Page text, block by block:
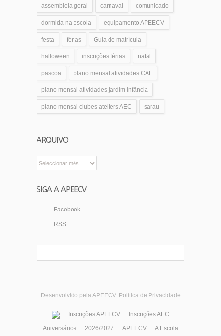
assembleia geral carnaval comunicado
dormida na escola equipamento APEECV
festa férias Guia de matrícula
halloween inscrições férias natal
pascoa plano mensal atividades CAF
plano mensal atividades jardim infância
plano mensal clubes ateliers AEC sarau
ARQUIVO
SIGA A APEECV
Facebook
RSS
Desenvolvido pela APEECV. Política de Privacidade
Inscrições APEECV
Inscrições AEC
Aniversários
2026/2027 APEECV A Escola